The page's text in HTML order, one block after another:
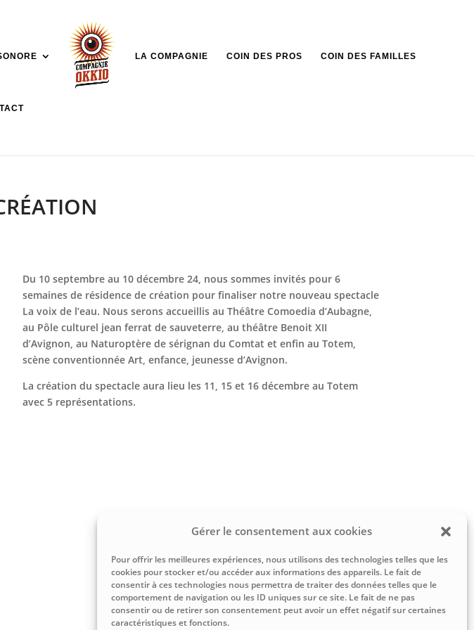
Gérer le consentement aux cookies
Pour offrir les meilleures expériences, nous utilisons des technologies telles que les
cookies pour stocker et/ou accéder aux informations des appareils. Le fait de
consentir à ces technologies nous permettra de traiter des données telles que le
comportement de navigation ou les ID uniques sur ce site. Le fait de ne pas
consentir ou de retirer son consentement peut avoir un effet négatif sur certaines
caractéristiques et fonctions.
LA COMPAGNIE COIN DES PROS COIN DES FAMILLES
Du 10 septembre au 10 décembre 24, nous sommes invités pour 6
semaines de résidence de création pour finaliser notre nouveau spectacle
La voix de l’eau. Nous serons accueillis au Théâtre Comoedia d’Aubagne,
au Pôle culturel jean ferrat de sauveterre, au théâtre Benoit XII
d’Avignon, au Naturoptère de sérignan du Comtat et enfin au Totem,
scène conventionnée Art, enfance, jeunesse d’Avignon.
La création du spectacle aura lieu les 11, 15 et 16 décembre au Totem
avec 5 représentations.